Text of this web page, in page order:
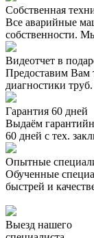
Собственная
Все аварийные
собственности.
Видеотчет в
Предоставим Вам
диагностики труб.
Гарантия 60 дней
Выдаём
60 дней с тех.
Опытные
Обученные
быстрей и
Выезд нашего